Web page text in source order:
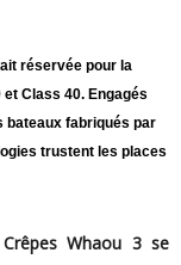
réservée pour la
Class 40. Engagés
bateaux fabriqués par
trustent les places
Whaou 3 se